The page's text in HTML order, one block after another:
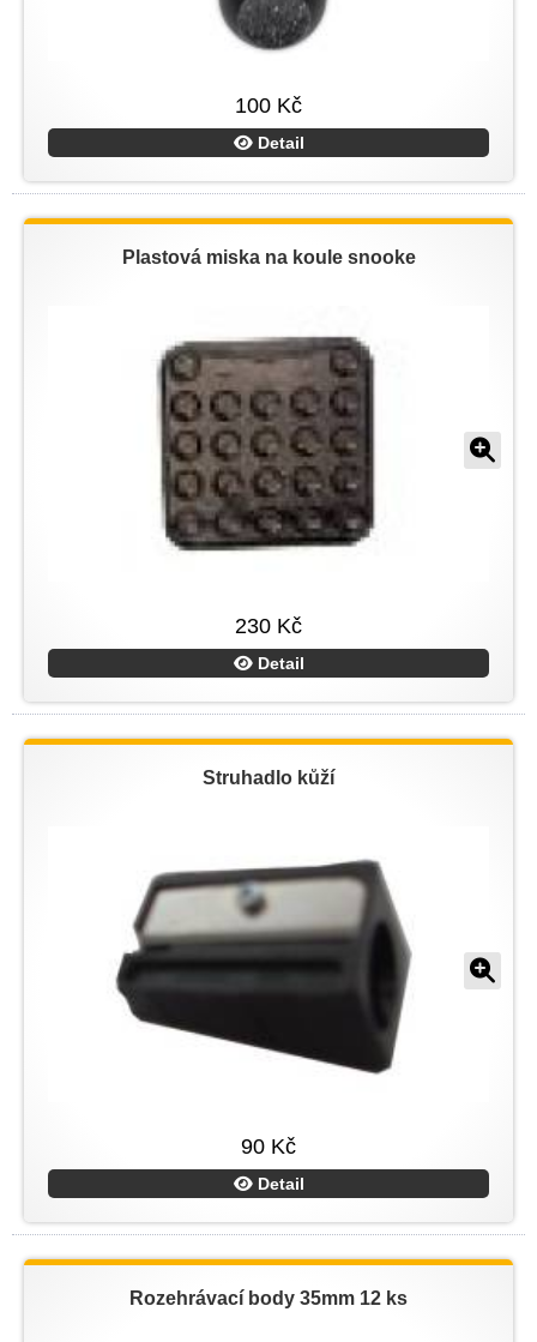
100 Kč
Detail
Plastová miska na koule snooke
230 Kč
Detail
Struhadlo kůží
90 Kč
Detail
Rozehrávací body 35mm 12 ks